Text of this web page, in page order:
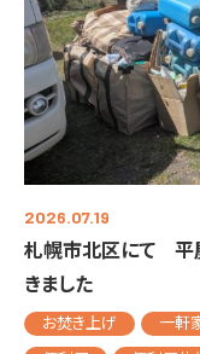
2026.07.19
札幌市北区にて 平
きました
お焚き上げ 一軒